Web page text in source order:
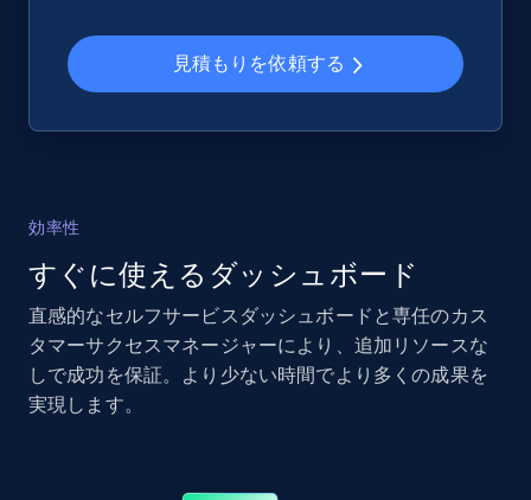
見積もりを依頼する
効率性
すぐに使えるダッシュボード
直感的なセルフサービスダッシュボードと専任のカス
タマーサクセスマネージャーにより、追加リソースな
しで成功を保証。より少ない時間でより多くの成果を
実現します。